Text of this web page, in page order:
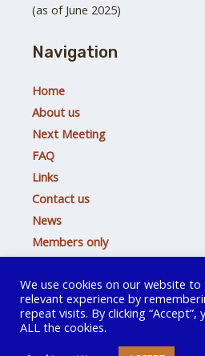
(as of June 2025)
Navigation
Home
About us
Next Meeting
FAQ
Links
Contact us
News
Members only
Copyright © 2026 Hedgehog
We use cookies on our website
relevant experience by
repeat visits. By clicking
ALL the cookies.